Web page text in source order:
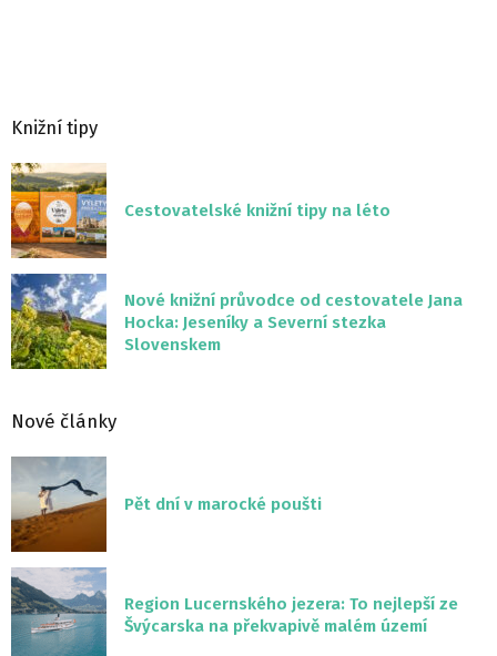
Knižní tipy
Cestovatelské knižní tipy na léto
Nové knižní průvodce od cestovatele Jana
Hocka: Jeseníky a Severní stezka
Slovenskem
Nové články
Pět dní v marocké poušti
Region Lucernského jezera: To nejlepší ze
Švýcarska na překvapivě malém území